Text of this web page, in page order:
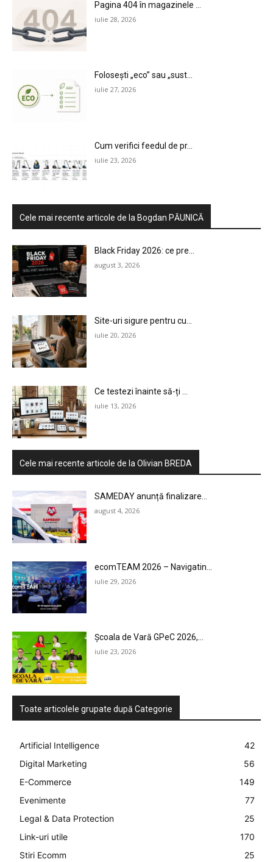
Pagina 404 în magazinele ...
iulie 28, 2026
Folosești „eco” sau „sust...
iulie 27, 2026
Cum verifici feedul de pr...
iulie 23, 2026
Cele mai recente articole de la Bogdan PĂUNICĂ
Black Friday 2026: ce pre...
august 3, 2026
Site-uri sigure pentru cu...
iulie 20, 2026
Ce testezi înainte să-ți ...
iulie 13, 2026
Cele mai recente articole de la Olivian BREDA
SAMEDAY anunță finalizare...
august 4, 2026
ecomTEAM 2026 – Navigatin...
iulie 29, 2026
Școala de Vară GPeC 2026,...
iulie 23, 2026
Toate articolele grupate după Categorie
Artificial Intelligence
42
Digital Marketing
56
E-Commerce
149
Evenimente
77
Legal & Data Protection
25
Link-uri utile
170
Stiri Ecomm
25